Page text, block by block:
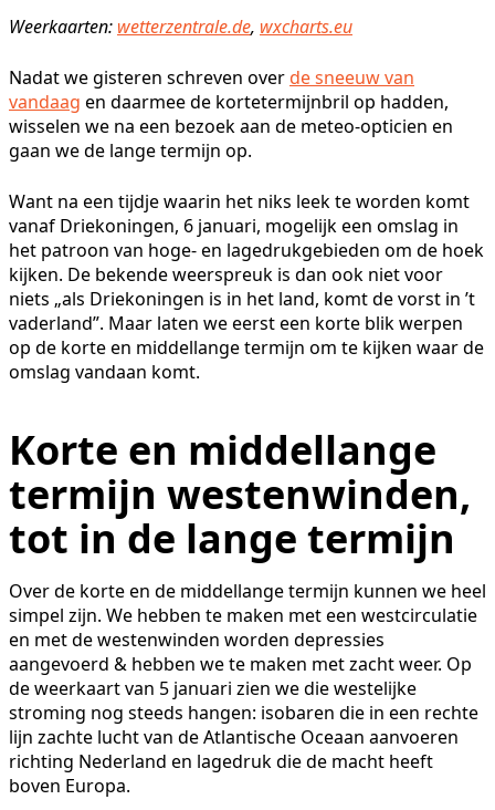
Weerkaarten: wetterzentrale.de, wxcharts.eu
Nadat we gisteren schreven overde sneeuw van
vandaag en daarmee de kortetermijnbril op hadden,
wisselen we na een bezoek aan de meteo-opticien en
gaan we de lange termijn op.
Want na een tijdje waarin het niks leek te worden komt
vanaf Driekoningen, 6 januari, mogelijk een omslag in
het patroon van hoge- en lagedrukgebieden om de hoek
kijken. De bekende weerspreuk is dan ook niet voor
niets „als Driekoningen is in het land, komt de vorst in ’t
vaderland”. Maar laten we eerst een korte blik werpen
op de korte en middellange termijn om te kijken waar de
omslag vandaan komt.
Korte en middellange
termijn westenwinden,
tot in de lange termijn
Over de korte en de middellange termijn kunnen we heel
simpel zijn. We hebben te maken met een westcirculatie
en met de westenwinden worden depressies
aangevoerd & hebben we te maken met zacht weer. Op
de weerkaart van 5 januari zien we die westelijke
stroming nog steeds hangen: isobaren die in een rechte
lijn zachte lucht van de Atlantische Oceaan aanvoeren
richting Nederland en lagedruk die de macht heeft
boven Europa.